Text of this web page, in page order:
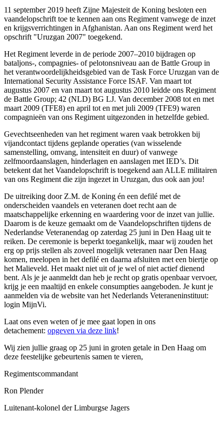
11 september 2019 heeft Zijne Majesteit de Koning besloten een
vaandelopschrift toe te kennen aan ons Regiment vanwege de inzet
en krijgsverrichtingen in Afghanistan. Aan ons Regiment werd het
opschrift "Uruzgan 2007" toegekend.
Het Regiment leverde in de periode 2007–2010 bijdragen op
bataljons-, compagnies- of pelotonsniveau aan de Battle Group in
het verantwoordelijkheidsgebied van de Task Force Uruzgan van de
International Security Assistance Force ISAF. Van maart tot
augustus 2007 en van maart tot augustus 2010 leidde ons Regiment
de Battle Group; 42 (NLD) BG LJ. Van december 2008 tot en met
maart 2009 (TFE8) en april tot en met juli 2009 (TFE9) waren
compagnieën van ons Regiment uitgezonden in hetzelfde gebied.
Gevechtseenheden van het regiment waren vaak betrokken bij
vijandcontact tijdens geplande operaties (van wisselende
samenstelling, omvang, intensiteit en duur) of vanwege
zelfmoordaanslagen, hinderlagen en aanslagen met IED’s. Dit
betekent dat het Vaandelopschrift is toegekend aan ALLE militairen
van ons Regiment die zijn ingezet in Uruzgan, dus ook aan jou!
De uitreiking door Z.M. de Koning én een defilé met de
onderscheiden vaandels en veteranen doet recht aan de
maatschappelijke erkenning en waardering voor de inzet van jullie.
Daarom is de keuze gemaakt om de Vaandelopschriften tijdens de
Nederlandse Veteranendag op zaterdag 25 juni in Den Haag uit te
reiken. De ceremonie is beperkt toegankelijk, maar wij zouden het
erg op prijs stellen als zoveel mogelijk veteranen naar Den Haag
komen, meelopen in het defilé en daarna afsluiten met een biertje op
het Malieveld. Het maakt niet uit of je wel of niet actief dienend
bent. Als je je aanmeldt dan heb je recht op gratis openbaar vervoer,
krijg je een maaltijd en enkele consumpties aangeboden. Je kunt je
aanmelden via de website van het Nederlands Veteraneninstituut:
login MijnVi.
Laat ons even weten of je mee gaat lopen in ons
detachement: opgeven via deze link!
Wij zien jullie graag op 25 juni in groten getale in Den Haag om
deze feestelijke gebeurtenis samen te vieren,
Regimentscommandant
Ron Plender
Luitenant-kolonel der Limburgse Jagers